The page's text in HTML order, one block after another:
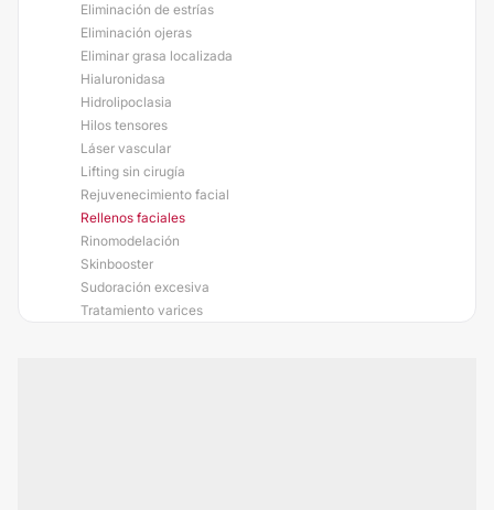
Eliminación de estrías
Eliminación ojeras
Eliminar grasa localizada
Hialuronidasa
Hidrolipoclasia
Hilos tensores
Láser vascular
Lifting sin cirugía
Rejuvenecimiento facial
Rellenos faciales
Rinomodelación
Skinbooster
Sudoración excesiva
Tratamiento varices